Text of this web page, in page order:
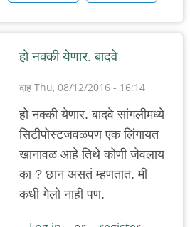
हो नक्की येणार. बादवे
दाह Thu, 08/12/2016 - 16:14
In
reply
तेच्यासाठी
हो नक्की येणार. बादवे सांगलीमध्ये
सिटीपोस्टजवळपण एक लिंगायत
खानावळ आहे तिथे कोणी जेवलाय
का ? छान असतं म्हणतात. मी
कधी गेलो नाही पण.